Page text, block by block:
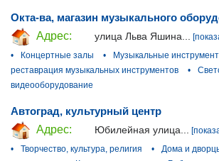
Окта-ва, магазин музыкального
Адрес:
улица Льва Яшина...
•
Концертные залы • Музыкальные
реставрация музыкальных инструментов
•
видеооборудование
Автоград, культурный центр
Адрес:
Юбилейная улица...
•
Творчество, культура, религия •
Дома и